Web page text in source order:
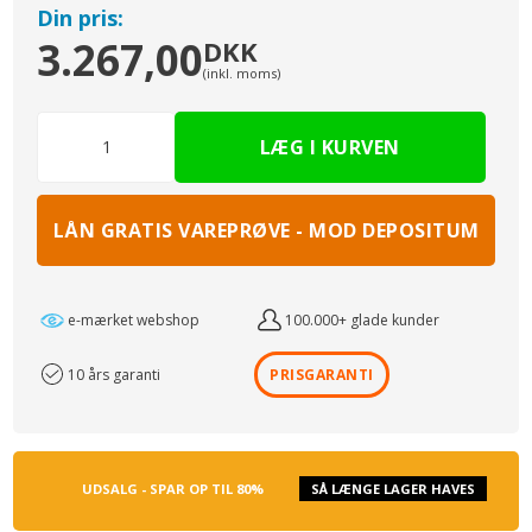
Din pris:
3.267,00DKK
(inkl. moms)
LÅN GRATIS VAREPRØVE - MOD DEPOSITUM
e-mærket webshop 100.000+ glade kunder
10 års garanti PRISGARANTI
UDSALG - SPAR OP TIL 80% SÅ LÆNGE LAGER HAVES